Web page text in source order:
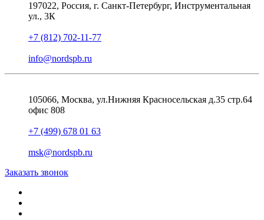
197022, Россия, г. Санкт-Петербург, Инструментальная
ул., 3К
+7 (812) 702-11-77
info@nordspb.ru
105066, Москва, ул.Нижняя Красносельская д.35 стр.64
офис 808
+7 (499) 678 01 63
msk@nordspb.ru
Заказать звонок